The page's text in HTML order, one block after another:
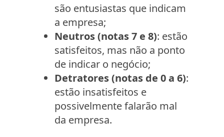
são entusiastas que indicam
a empresa;
Neutros (notas 7 e 8): estão
satisfeitos, mas não a ponto
de indicar o negócio;
Detratores (notas de 0 a 6):
estão insatisfeitos e
possivelmente falarão mal
da empresa.